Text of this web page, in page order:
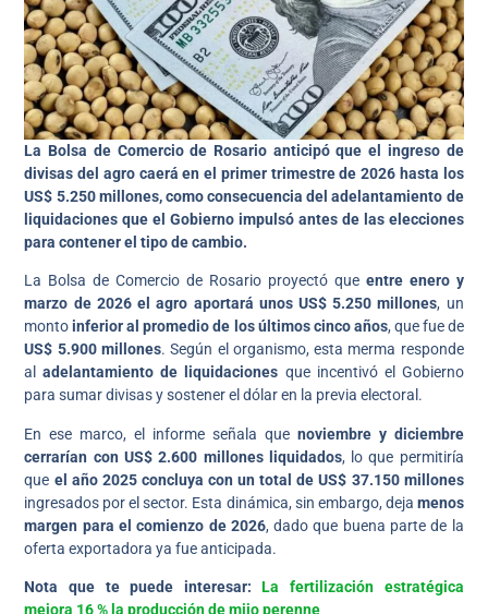
La Bolsa de Comercio de Rosario anticipó que el ingreso de
divisas del agro caerá en el primer trimestre de 2026 hasta los
US$ 5.250 millones, como consecuencia del adelantamiento de
liquidaciones que el Gobierno impulsó antes de las elecciones
para contener el tipo de cambio.
La Bolsa de Comercio de Rosario proyectó que entre enero y
marzo de 2026 el agro aportará unos US$ 5.250 millones, un
montoinferior al promedio de los últimos cinco años, que fue de
US$ 5.900 millones. Según el organismo, esta merma responde
aladelantamiento de liquidaciones que incentivó el Gobierno
para sumar divisas y sostener el dólar en la previa electoral.
En ese marco, el informe señala que noviembre y diciembre
cerrarían con US$ 2.600 millones liquidados, lo que permitiría
que el año 2025 concluya con un total de US$ 37.150 millones
ingresados por el sector. Esta dinámica, sin embargo, deja menos
margen para el comienzo de 2026, dado que buena parte de la
oferta exportadora ya fue anticipada.
Nota que te puede interesar: La fertilización estratégica
mejora 16 % la producción de mijo perenne